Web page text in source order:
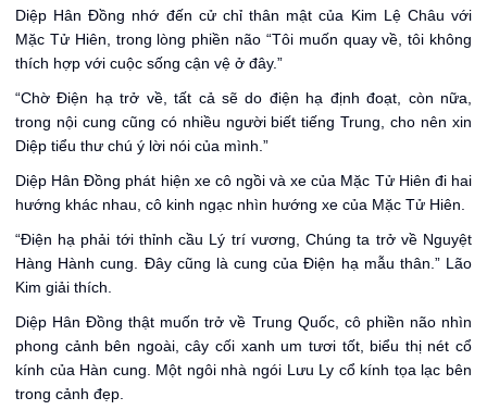
Diệp Hân Đồng nhớ đến cử chỉ thân mật của Kim Lệ Châu với
Mặc Tử Hiên, trong lòng phiền não “Tôi muốn quay về, tôi không
thích hợp với cuộc sống cận vệ ở đây.”
“Chờ Điện hạ trở về, tất cả sẽ do điện hạ định đoạt, còn nữa,
trong nội cung cũng có nhiều người biết tiếng Trung, cho nên xin
Diệp tiểu thư chú ý lời nói của mình.”
Diệp Hân Đồng phát hiện xe cô ngồi và xe của Mặc Tử Hiên đi hai
hướng khác nhau, cô kinh ngạc nhìn hướng xe của Mặc Tử Hiên.
“Điện hạ phải tới thỉnh cầu Lý trí vương, Chúng ta trở về Nguyệt
Hàng Hành cung. Đây cũng là cung của Điện hạ mẫu thân.” Lão
Kim giải thích.
Diệp Hân Đồng thật muốn trở về Trung Quốc, cô phiền não nhìn
phong cảnh bên ngoài, cây cối xanh um tươi tốt, biểu thị nét cổ
kính của Hàn cung. Một ngôi nhà ngói Lưu Ly cổ kính tọa lạc bên
trong cảnh đẹp.